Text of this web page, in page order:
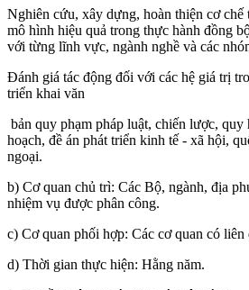
Nghiên cứu, xây dựng, hoàn thiện cơ chế
mô hình hiệu quả trong thực hành đồng
với từng lĩnh vực, ngành nghề và các
Đánh giá tác động đối với các hệ giá trị
triển khai văn
bản quy phạm pháp luật, chiến lược,
hoạch, đề án phát triển kinh tế - xã hội,
ngoại.
b) Cơ quan chủ trì: Các Bộ, ngành, địa
nhiệm vụ được phân công.
c) Cơ quan phối hợp: Các cơ quan có liên
d) Thời gian thực hiện: Hằng năm.